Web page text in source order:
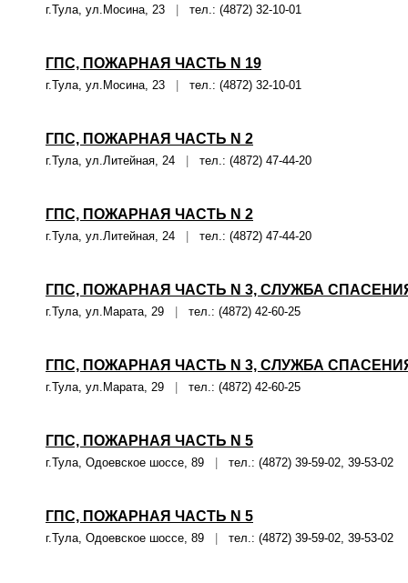
г.Тула, ул.Мосина, 23 тел.: (4872) 32-10-01
ГПС, ПОЖАРНАЯ ЧАСТЬ N 19
г.Тула, ул.Мосина, 23 тел.: (4872) 32-10-01
ГПС, ПОЖАРНАЯ ЧАСТЬ N 2
г.Тула, ул.Литейная, 24 тел.: (4872) 47-44-20
ГПС, ПОЖАРНАЯ ЧАСТЬ N 2
г.Тула, ул.Литейная, 24 тел.: (4872) 47-44-20
ГПС, ПОЖАРНАЯ ЧАСТЬ N 3, СЛУЖБА
г.Тула, ул.Марата, 29 тел.: (4872) 42-60-25
ГПС, ПОЖАРНАЯ ЧАСТЬ N 3, СЛУЖБА
г.Тула, ул.Марата, 29 тел.: (4872) 42-60-25
ГПС, ПОЖАРНАЯ ЧАСТЬ N 5
г.Тула, Одоевское шоссе, 89 тел.: (4872) 39-59-02, 39-53-02
ГПС, ПОЖАРНАЯ ЧАСТЬ N 5
г.Тула, Одоевское шоссе, 89 тел.: (4872) 39-59-02, 39-53-02